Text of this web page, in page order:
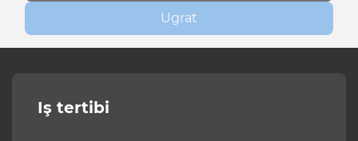
Ugrat
Iş tertibi